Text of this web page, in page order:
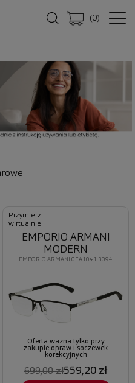
(0)
Przymierz
wirtualnie
EMPORIO ARMANI 0EA1041 3094
EMPORIO ARMANI
MODERN
Oferta ważna tylko przy
zakupie opraw i soczewek
korekcyjnych
699,00 zł559,20 zł